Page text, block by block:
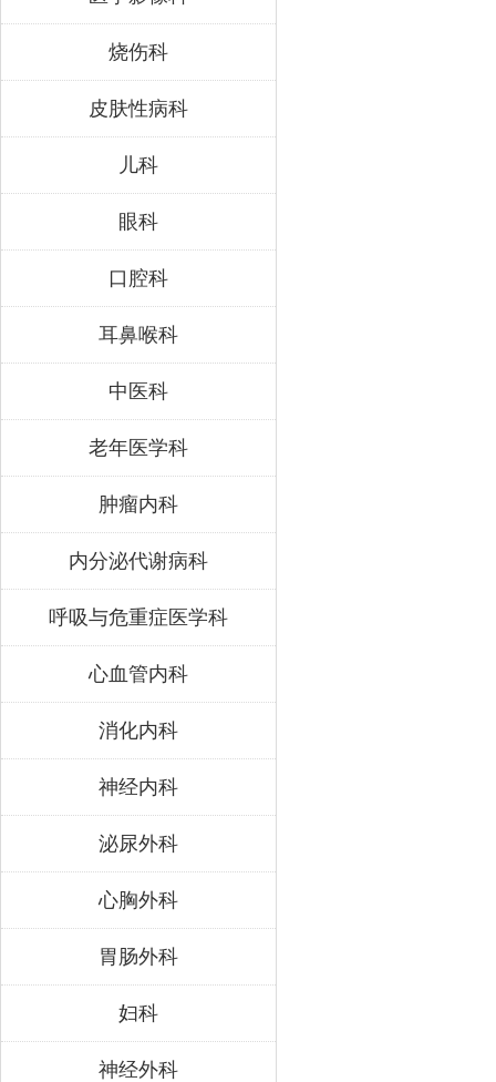
烧伤科
皮肤性病科
儿科
眼科
口腔科
耳鼻喉科
中医科
老年医学科
肿瘤内科
内分泌代谢病科
呼吸与危重症医学科
心血管内科
消化内科
神经内科
泌尿外科
心胸外科
胃肠外科
妇科
神经外科